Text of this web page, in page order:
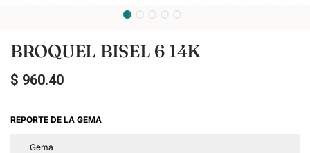
BROQUEL BISEL 6 14K
$ 960.40
REPORTE DE LA GEMA
Gema